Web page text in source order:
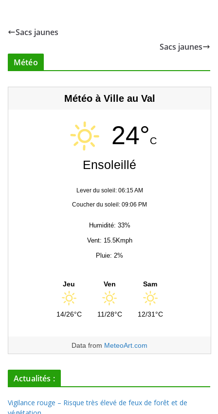
Sacs jaunes
Sacs jaunes
Météo
Météo à Ville au Val
24°C
Ensoleillé
Lever du soleil: 06:15 AM
Coucher du soleil: 09:06 PM
Humidité: 33%
Vent: 15.5Kmph
Pluie: 2%
Jeu
14/26°C
Ven
11/28°C
Sam
12/31°C
Data from MeteoArt.com
Actualités :
Vigilance rouge – Risque très élevé de feux de forêt et de